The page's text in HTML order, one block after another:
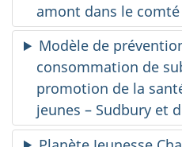
amont dans le comté
Modèle de
consommation de
promotion de la
jeunes – Sudbury et